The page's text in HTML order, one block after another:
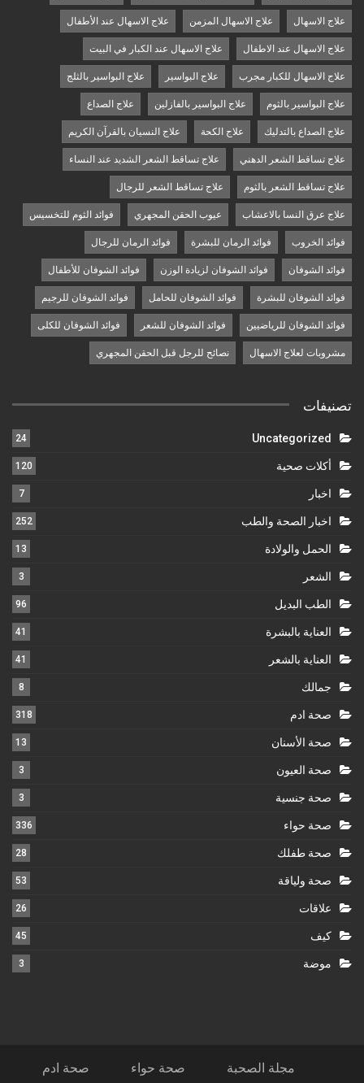
علاج الاسهال علاج الاسهال المزمن علاج الاسهال عند الأطفال
علاج الاسهال عند الاطفال علاج الاسهال عند الكبار في البيت
علاج الاسهال للكبار مجرب علاج البواسير علاج البواسير بالثلج
علاج البواسير بالثوم علاج البواسير بالفازلين علاج الصداع
علاج الصداع بالتدليك علاج الكحة علاج النسيان بالقرآن الكريم
علاج تساقط الشعر الدهني علاج تساقط الشعر الشديد عند النساء
علاج تساقط الشعر بالثوم علاج تساقط الشعر للرجال
علاج عرق النسا بالاعشاب عيوب الحقن المجهري فوائد الثوم للتخسيس
فوائد الخروب فوائد الرمان للبشرة فوائد الرمان للرجال
فوائد الشوفان فوائد الشوفان لزيادة الوزن فوائد الشوفان للأطفال
فوائد الشوفان للبشرة فوائد الشوفان للحامل فوائد الشوفان للرجيم
فوائد الشوفان للرياضيين فوائد الشوفان للشعر فوائد الشوفان للكلى
مشروبات لعلاج الاسهال نصائح للرجل قبل الحقن المجهري
تصنيفات
Uncategorized
24
أكلات صحية 120
اخبار 7
اخبار الصحة والطب 252
الحمل والولادة 13
الشعر 3
الطب البديل 96
العناية بالبشرة 41
العناية بالشعر 41
جمالك 8
صحة ادم 318
صحة الأسنان 13
صحة العيون 3
صحة جنسية 3
صحة حواء 336
صحة طفلك 28
صحة ولياقة 53
علاقات 26
كيف 45
موضة 3
مجلة الصحبة صحة حواء صحة ادم